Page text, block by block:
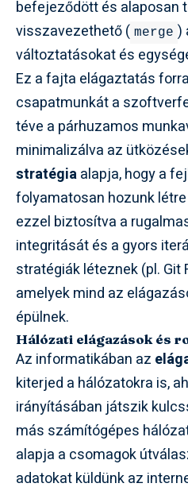
befejeződött és alaposan
visszavezethető ( merge )
változtatásokat és
Ez a fajta elágaztatás
csapatmunkát a
téve a párhuzamos
minimalizálva az
stratégiaalapja, hogy a
folyamatosan hozunk
ezzel biztosítva a
integritását és a gyors
stratégiák léteznek (pl. Git
amelyek mind az
épülnek.
Hálózati elágazások és
Az informatikában az
kiterjed a hálózatokra is,
irányításában játszik
más számítógépes
alapja a csomagok
adatokat küldünk az